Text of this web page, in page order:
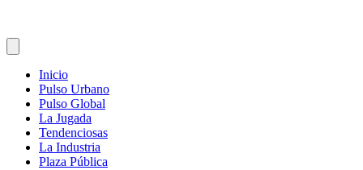
Inicio
Pulso Urbano
Pulso Global
La Jugada
Tendenciosas
La Industria
Plaza Pública